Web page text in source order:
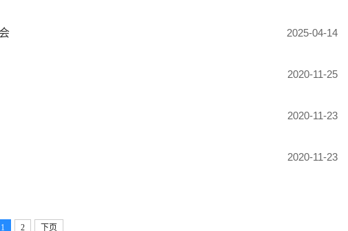
2025-04-14
2020-11-25
2020-11-23
2020-11-23
1 2 下页